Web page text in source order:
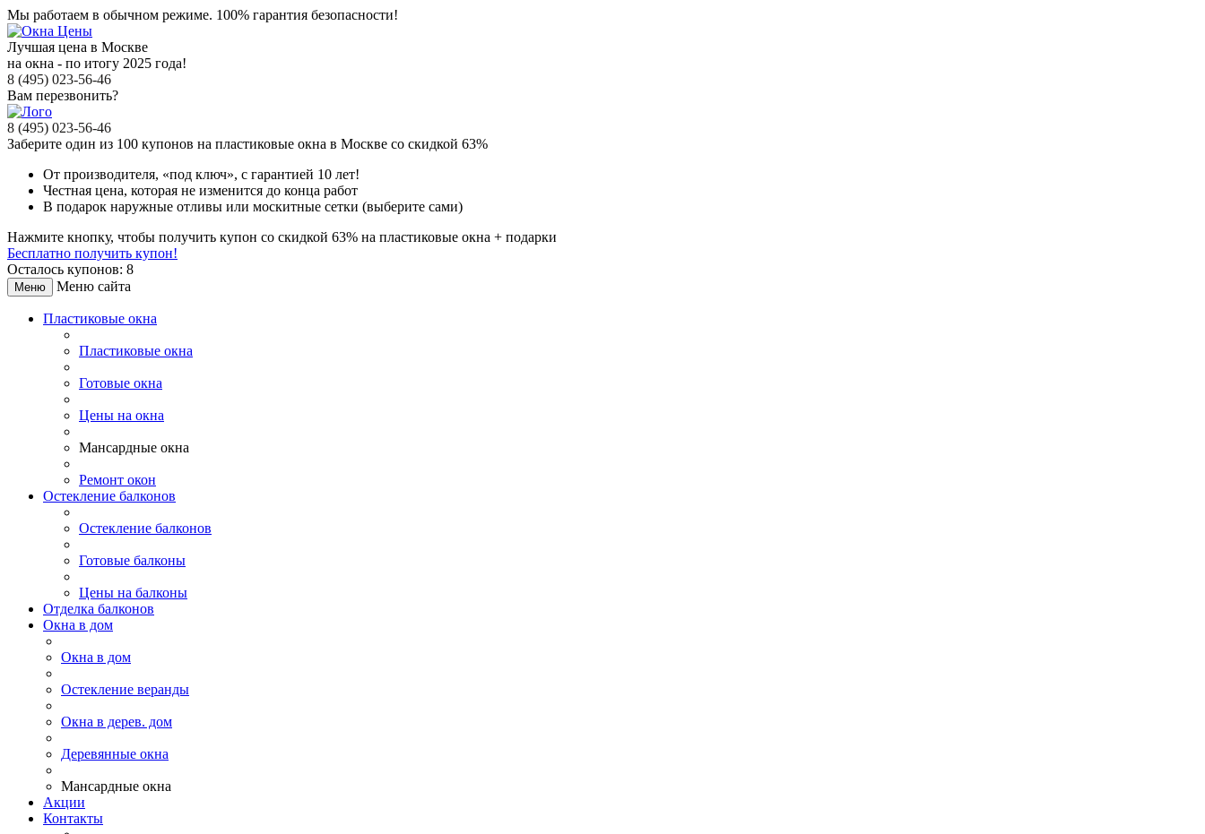
Мы работаем в обычном режиме. 100% гарантия безопасности!
Лучшая цена в Москве
на окна - по итогу 2025 года!
8 (495) 023-56-46
Вам перезвонить?
8 (495) 023-56-46
Заберите один из 100 купонов на пластиковые окна в Москве со скидкой 63%
От производителя, «под ключ», с гарантией 10 лет!
Честная цена, которая не изменится до конца работ
В подарок наружные отливы или москитные сетки (выберите сами)
Нажмите кнопку, чтобы получить купон со скидкой 63% на пластиковые окна + подарки
Бесплатно получить купон!
Осталось купонов: 8
Меню Меню сайта
Пластиковые окна
Пластиковые окна
Готовые окна
Цены на окна
Мансардные окна
Ремонт окон
Остекление балконов
Остекление балконов
Готовые балконы
Цены на балконы
Отделка балконов
Окна в дом
Окна в дом
Остекление веранды
Окна в дерев. дом
Деревянные окна
Мансардные окна
Акции
Контакты